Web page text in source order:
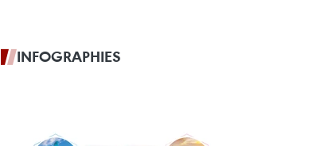
INFOGRAPHIES